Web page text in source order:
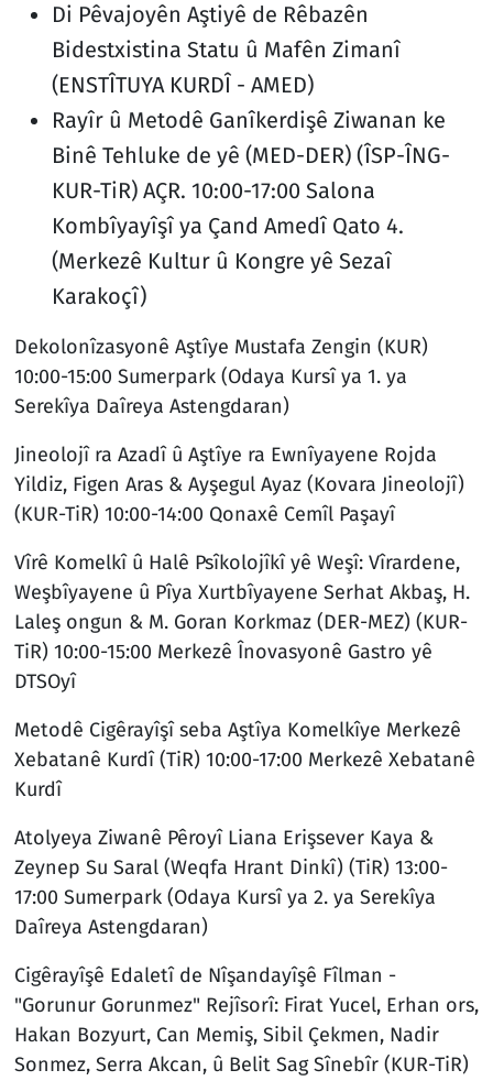
Di Pêvajoyên Aştiyê de Rêbazên
Bidestxistina Statu û Mafên Zimanî
(ENSTÎTUYA KURDÎ - AMED)
Rayîr û Metodê Ganîkerdişê Ziwanan ke
Binê Tehluke de yê (MED-DER) (ÎSP-ÎNG-
KUR-TiR) AÇR. 10:00-17:00 Salona
Kombîyayîşî ya Çand Amedî Qato 4.
(Merkezê Kultur û Kongre yê Sezaî
Karakoçî)
Dekolonîzasyonê Aştîye Mustafa Zengin (KUR)
10:00-15:00 Sumerpark (Odaya Kursî ya 1. ya
Serekîya Daîreya Astengdaran)
Jineolojî ra Azadî û Aştîye ra Ewnîyayene Rojda
Yildiz, Figen Aras & Ayşegul Ayaz (Kovara Jineolojî)
(KUR-TiR) 10:00-14:00 Qonaxê Cemîl Paşayî
Vîrê Komelkî û Halê Psîkolojîkî yê Weşî: Vîrardene,
Weşbîyayene û Pîya Xurtbîyayene Serhat Akbaş, H.
Laleş ongun & M. Goran Korkmaz (DER-MEZ) (KUR-
TiR) 10:00-15:00 Merkezê Înovasyonê Gastro yê
DTSOyî
Metodê Cigêrayîşî seba Aştîya Komelkîye Merkezê
Xebatanê Kurdî (TiR) 10:00-17:00 Merkezê Xebatanê
Kurdî
Atolyeya Ziwanê Pêroyî Liana Erişsever Kaya &
Zeynep Su Saral (Weqfa Hrant Dinkî) (TiR) 13:00-
17:00 Sumerpark (Odaya Kursî ya 2. ya Serekîya
Daîreya Astengdaran)
Cigêrayîşê Edaletî de Nîşandayîşê Fîlman -
"Gorunur Gorunmez" Rejîsorî: Firat Yucel, Erhan ors,
Hakan Bozyurt, Can Memiş, Sibil Çekmen, Nadir
Sonmez, Serra Akcan, û Belit Sag Sînebîr (KUR-TiR)